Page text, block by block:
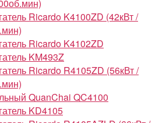
Ricardo K4100ZD (42кВт /
Ricardo K4102ZD
KM493Z
Ricardo R4105ZD (56кВт /
QuanChai QC4100
KD4105